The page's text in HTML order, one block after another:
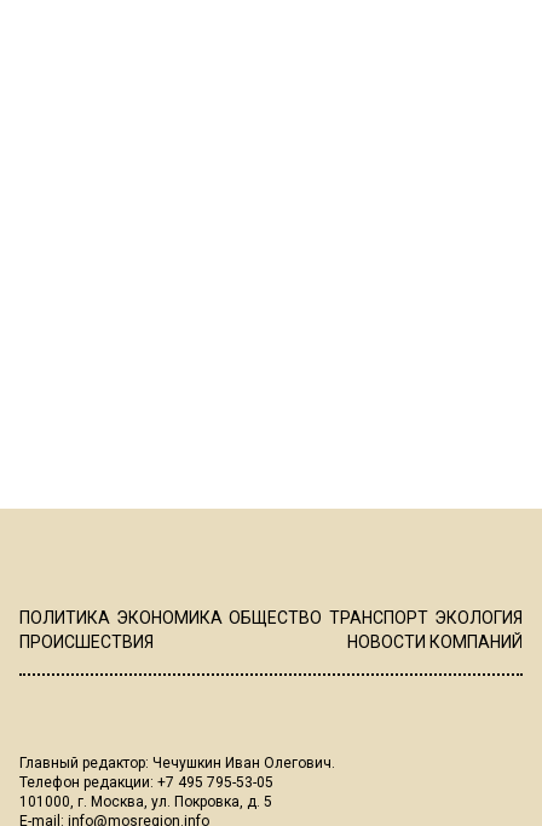
ПОЛИТИКА ЭКОНОМИКА ОБЩЕСТВО ТРАНСПОРТ ЭКОЛОГИЯ
ПРОИСШЕСТВИЯ
НОВОСТИ КОМПАНИЙ
Главный редактор: Чечушкин Иван Олегович.
Телефон редакции: +7 495 795-53-05
101000, г. Москва, ул. Покровка, д. 5
E-mail: info@mosregion.info